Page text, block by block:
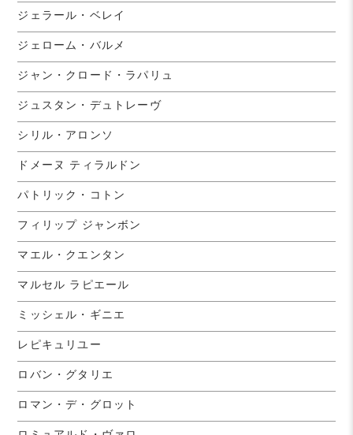
ジェラール・ベレイ
ジェローム・バルメ
ジャン・クロード・ラパリュ
ジュスタン・デュトレーヴ
シリル・アロンソ
ドメーヌ ティラルドン
パトリック・コトン
フィリップ ジャンボン
マエル・クエンタン
マルセル ラピエール
ミッシェル・ギニエ
レピキュリユー
ロバン・グタリエ
ロマン・デ・グロット